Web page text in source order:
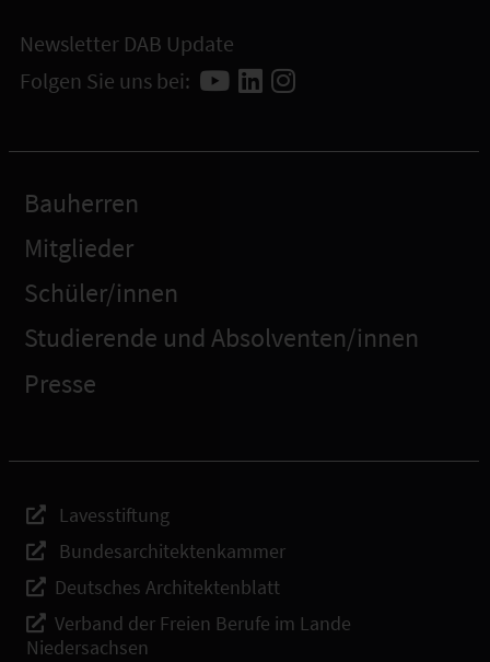
Newsletter DAB Update
Folgen Sie uns bei:
Bauherren
Mitglieder
Schüler/innen
Studierende und Absolventen/innen
Presse
Lavesstiftung
Bundesarchitektenkammer
Deutsches Architektenblatt
Verband der Freien Berufe im Lande
Niedersachsen